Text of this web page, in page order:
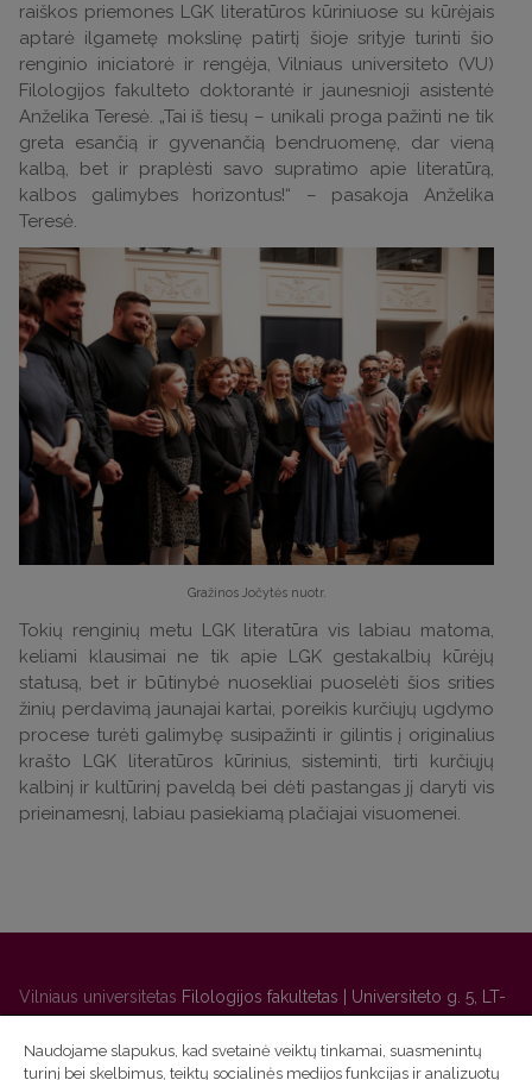
raiškos priemones LGK literatūros kūriniuose su kūrėjais
aptarė ilgametę mokslinę patirtį šioje srityje turinti šio
renginio iniciatorė ir rengėja, Vilniaus universiteto (VU)
Filologijos fakulteto doktorantė ir jaunesnioji asistentė
Anželika Teresė. „Tai iš tiesų – unikali proga pažinti ne tik
greta esančią ir gyvenančią bendruomenę, dar vieną
kalbą, bet ir praplėsti savo supratimo apie literatūrą,
kalbos galimybes horizontus!“ – pasakoja Anželika
Teresė.
Gražinos Jočytės nuotr.
Tokių renginių metu LGK literatūra vis labiau matoma,
keliami klausimai ne tik apie LGK gestakalbių kūrėjų
statusą, bet ir būtinybė nuosekliai puoselėti šios srities
žinių perdavimą jaunajai kartai, poreikis kurčiųjų ugdymo
procese turėti galimybę susipažinti ir gilintis į originalius
krašto LGK literatūros kūrinius, sisteminti, tirti kurčiųjų
kalbinį ir kultūrinį paveldą bei dėti pastangas jį daryti vis
prieinamesnį, labiau pasiekiamą plačiajai visuomenei.
Vilniaus universitetas Filologijos fakultetas | Universiteto g. 5, LT-
01131 Vilnius
Studijų skyriaus(studijų ir tvarkaraščio klausimai) tel. (0 5) 268
Naudojame slapukus, kad svetainė veiktų tinkamai, suasmenintų
turinį bei skelbimus, teiktų socialinės medijos funkcijas ir analizuotų